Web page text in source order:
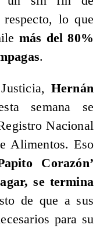
lo que
más del 80%
.
Hernán
semana se
Nacional
Alimentos. Eso
Corazón’
se termina
de que a sus
para su